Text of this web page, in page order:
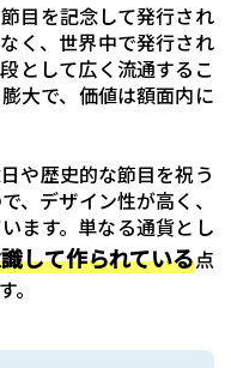
目を記念して発行され
く、世界中で発行され
として広く流通するこ
大で、価値は額面内に
や歴史的な節目を祝う
、デザイン性が高く、
ます。単なる通貨とし
して作られている点